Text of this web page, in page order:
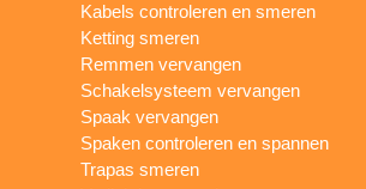
Kabels controleren en smeren
Ketting smeren
Remmen vervangen
Schakelsysteem vervangen
Spaak vervangen
Spaken controleren en spannen
Trapas smeren